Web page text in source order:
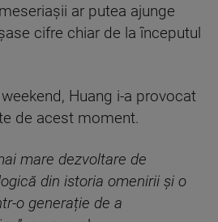
ar putea ajunge
cifre chiar de la începutul
Huang i-a provocat
de acest moment.
mare dezvoltare de
din istoria omenirii și o
o generație de a